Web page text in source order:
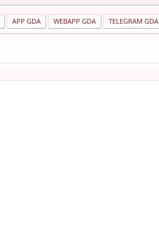
APP GDA WEBAPP GDA TELEGRAM GDA